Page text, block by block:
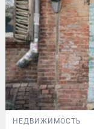
НЕДВИЖИМОСТЬ